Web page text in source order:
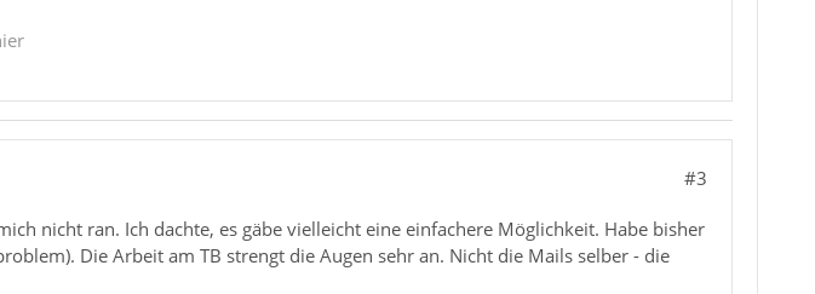
#3
nicht ran. Ich dachte, es gäbe vielleicht eine einfachere Möglichkeit. Habe bisher
Die Arbeit am TB strengt die Augen sehr an. Nicht die Mails selber - die